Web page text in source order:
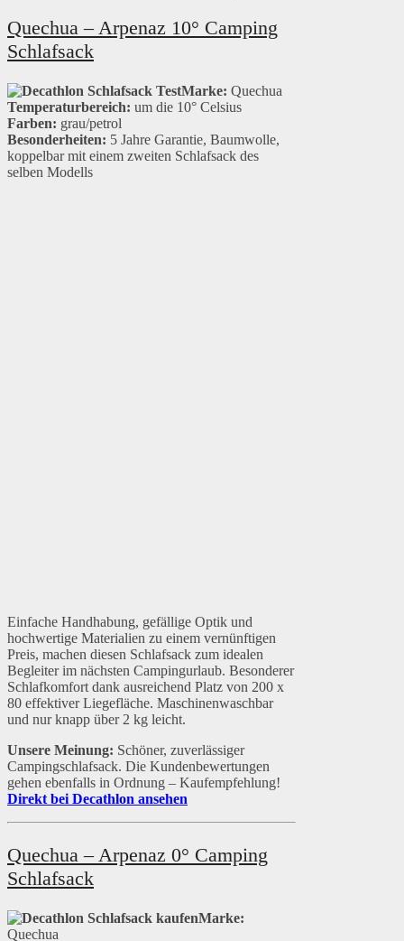
Quechua – Arpenaz 10° Camping
Schlafsack
Marke: Quechua
Temperaturbereich: um die 10° Celsius
Farben: grau/petrol
Besonderheiten: 5 Jahre Garantie, Baumwolle,
koppelbar mit einem zweiten Schlafsack des
selben Modells
Einfache Handhabung, gefällige Optik und
hochwertige Materialien zu einem vernünftigen
Preis, machen diesen Schlafsack zum idealen
Begleiter im nächsten Campingurlaub. Besonderer
Schlafkomfort dank ausreichend Platz von 200 x
80 effektiver Liegefläche. Maschinenwaschbar
und nur knapp über 2 kg leicht.
Unsere Meinung: Schöner, zuverlässiger
Campingschlafsack. Die Kundenbewertungen
gehen ebenfalls in Ordnung – Kaufempfehlung!
Direkt bei Decathlon ansehen
Quechua – Arpenaz 0° Camping
Schlafsack
Marke:
Quechua